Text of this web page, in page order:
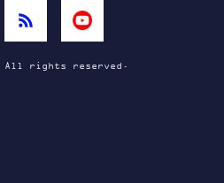
All rights reserved.